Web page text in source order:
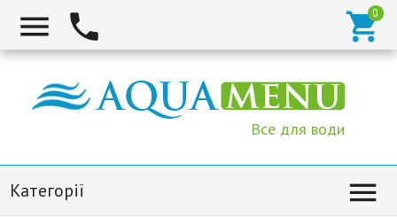
  
Все для води
Категорії 